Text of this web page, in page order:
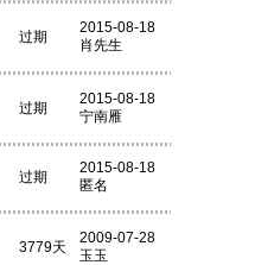
过期
2015-08-18
肖先生
过期
2015-08-18
宁南雁
过期
2015-08-18
匿名
3779天
2009-07-28
玉玉